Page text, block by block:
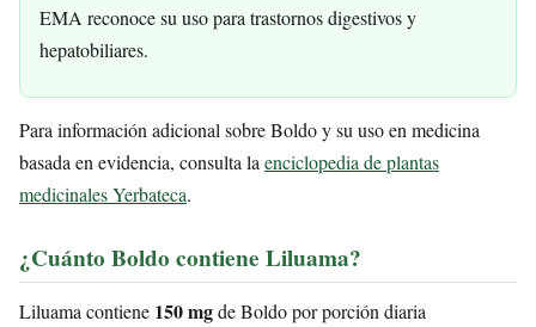
EMA reconoce su uso para trastornos digestivos y
hepatobiliares.
Para información adicional sobre Boldo y su uso en medicina
basada en evidencia, consulta la enciclopedia de plantas
medicinales Yerbateca.
¿Cuánto Boldo contiene Liluama?
Liluama contiene 150 mgde Boldo por porción diaria